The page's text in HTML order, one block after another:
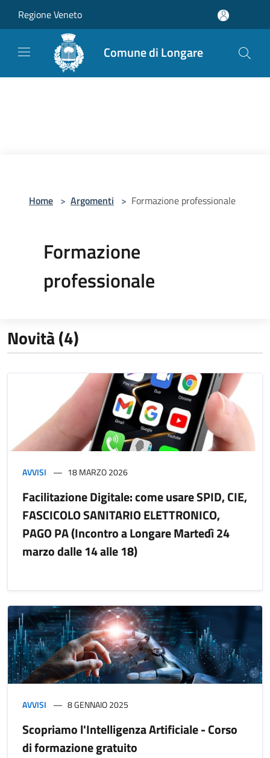
Regione Veneto
Comune di Longare
Home > Argomenti > Formazione professionale
Formazione
professionale
Novità (4)
AVVISI 18 MARZO 2026
Facilitazione Digitale: come usare SPID, CIE,
FASCICOLO SANITARIO ELETTRONICO,
PAGO PA (Incontro a Longare Martedì 24
marzo dalle 14 alle 18)
AVVISI 8 GENNAIO 2025
Scopriamo l'Intelligenza Artificiale - Corso
di formazione gratuito